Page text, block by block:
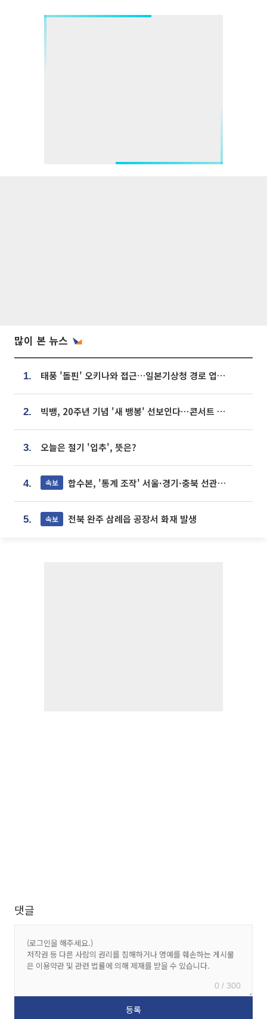
많이 본 뉴스
1. 태풍 '돌핀' 오키나와 접근…일본기상청 경로 업데이트
2. 빅뱅, 20주년 기념 '새 뱅봉' 선보인다⋯콘서트 앞두고 팝업 개최
3. 오늘은 절기 '입추', 뜻은?
4. 속보 합수본, '통계 조작' 서울·경기·충북 선관위 등 추가 압수수색
5. 속보 전북 완주 삼례읍 공장서 화재 발생
댓글
0 / 300